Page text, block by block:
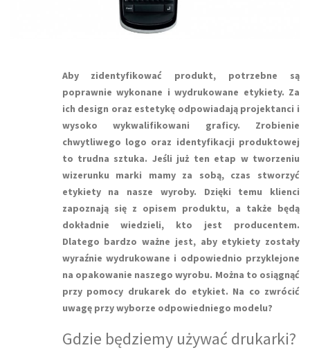
Aby zidentyfikować produkt, potrzebne są
poprawnie wykonane i wydrukowane etykiety. Za
ich design oraz estetykę odpowiadają projektanci i
wysoko wykwalifikowani graficy. Zrobienie
chwytliwego logo oraz identyfikacji produktowej
to trudna sztuka. Jeśli już ten etap w tworzeniu
wizerunku marki mamy za sobą, czas stworzyć
etykiety na nasze wyroby. Dzięki temu klienci
zapoznają się z opisem produktu, a także będą
dokładnie wiedzieli, kto jest producentem.
Dlatego bardzo ważne jest, aby etykiety zostały
wyraźnie wydrukowane i odpowiednio przyklejone
na opakowanie naszego wyrobu. Można to osiągnąć
przy pomocy drukarek do etykiet. Na co zwrócić
uwagę przy wyborze odpowiedniego modelu?
Gdzie będziemy używać drukarki?